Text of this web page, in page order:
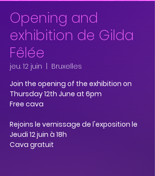
Opening and
exhibition de Gilda
Fêlée
jeu. 12 juin
Bruxelles
Join the opening of the exhibition on
Thursday 12th June at 6pm
Free cava
Rejoins le vernissage de l'exposition le
Jeudi 12 juin à 18h
Cava gratuit